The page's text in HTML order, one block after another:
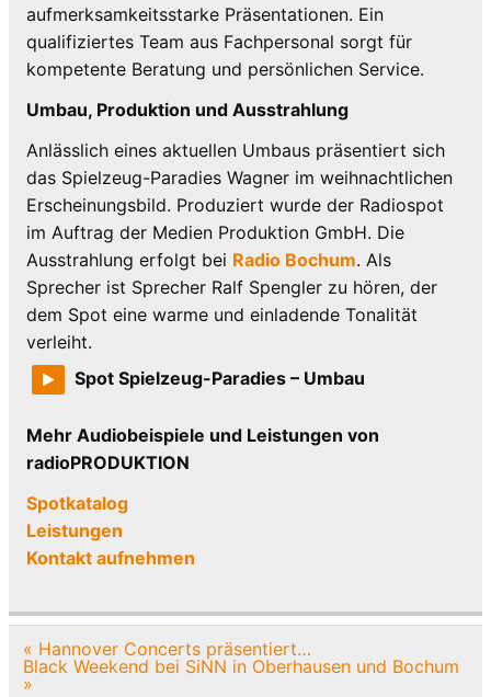
aufmerksamkeitsstarke Präsentationen. Ein
qualifiziertes Team aus Fachpersonal sorgt für
kompetente Beratung und persönlichen Service.
Umbau, Produktion und Ausstrahlung
Anlässlich eines aktuellen Umbaus präsentiert sich
das Spielzeug-Paradies Wagner im weihnachtlichen
Erscheinungsbild. Produziert wurde der Radiospot
im Auftrag der Medien Produktion GmbH. Die
Ausstrahlung erfolgt bei Radio Bochum. Als
Sprecher ist Sprecher Ralf Spengler zu hören, der
dem Spot eine warme und einladende Tonalität
verleiht.
Spot Spielzeug-Paradies – Umbau
Mehr Audiobeispiele und Leistungen von
radioPRODUKTION
Spotkatalog
Leistungen
Kontakt aufnehmen
Beitragsnavigation
« Hannover Concerts präsentiert…
Black Weekend bei SiNN in Oberhausen und Bochum
»